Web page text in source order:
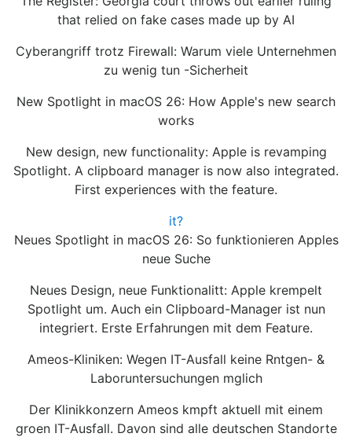
that relied on fake cases made up by AI
Cyberangriff trotz Firewall: Warum viele Unternehmen
zu wenig tun -Sicherheit
New Spotlight in macOS 26: How Apple's new search
works
New design, new functionality: Apple is revamping
Spotlight. A clipboard manager is now also integrated.
First experiences with the feature.
it?
Neues Spotlight in macOS 26: So funktionieren Apples
neue Suche
Neues Design, neue Funktionalitt: Apple krempelt
Spotlight um. Auch ein Clipboard-Manager ist nun
integriert. Erste Erfahrungen mit dem Feature.
Ameos-Kliniken: Wegen IT-Ausfall keine Rntgen- &
Laboruntersuchungen mglich
Der Klinikkonzern Ameos kmpft aktuell mit einem
groen IT-Ausfall. Davon sind alle deutschen Standorte